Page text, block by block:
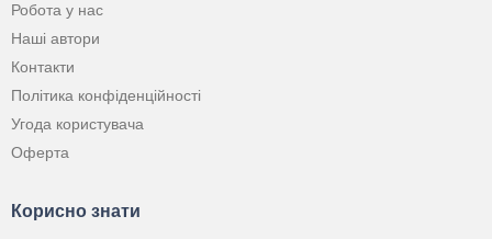
Робота у нас
Наші автори
Контакти
Політика конфіденційності
Угода користувача
Оферта
Корисно знати